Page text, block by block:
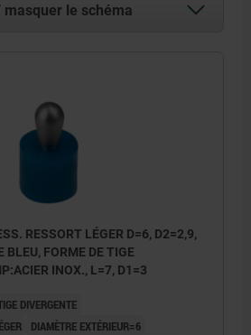
le schéma
RESSORT LÉGER D=6, D2=2,9,
BLEU, FORME DE TIGE
INOX., L=7, D1=3
DIVERGENTE
DIAMÈTRE EXTÉRIEUR=6